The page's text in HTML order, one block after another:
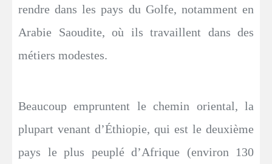
rendre dans les pays du Golfe, notamment en
Arabie Saoudite, où ils travaillent dans des
métiers modestes.
Beaucoup empruntent le chemin oriental, la
plupart venant d’Éthiopie, qui est le deuxième
pays le plus peuplé d’Afrique (environ 130